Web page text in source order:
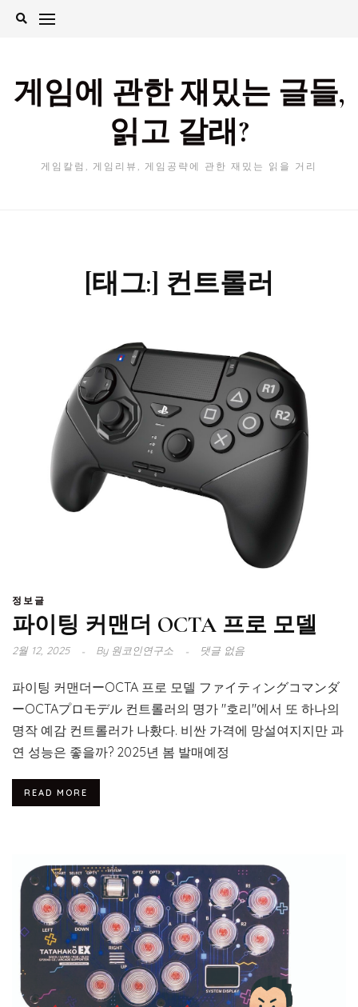
Skip
게임에 관한 재밌는 글들,
읽고 갈래?
게임칼럼, 게임리뷰, 게임공략에 관한 재밌는 읽을 거리
[태그:] 컨트롤러
정보글
파이팅 커맨더 OCTA 프로 모델
2월 12, 2025 By원코인연구소 댓글 없음
파이팅 커맨더ーOCTA 프로 모델 ファイティングコマンダ
ーOCTAプロモデル 컨트롤러의 명가 "호리"에서 또 하나의
명작 예감 컨트롤러가 나홨다. 비싼 가격에 망설여지지만 과
연 성능은 좋을까? 2025년 봄 발매예정
READ MORE